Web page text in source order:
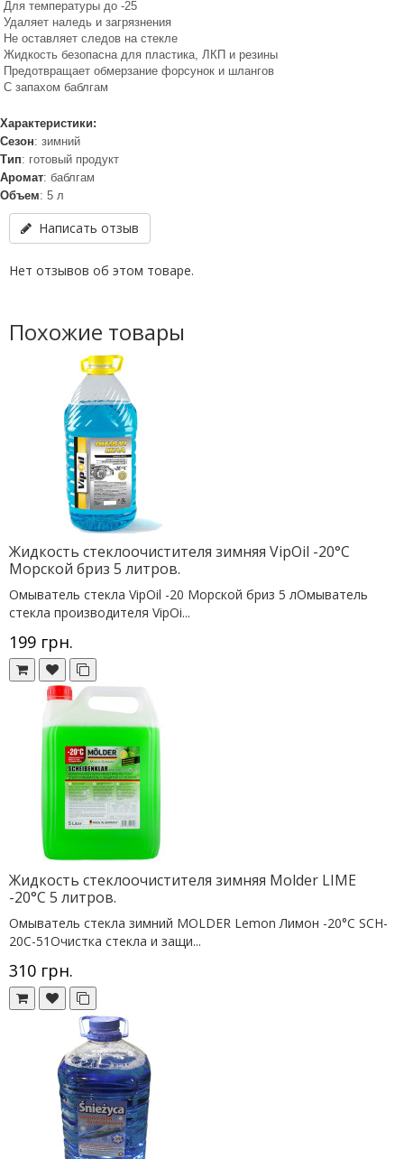
Для температуры до -25
Удаляет наледь и загрязнения
Не оставляет следов на стекле
Жидкость безопасна для пластика, ЛКП и резины
Предотвращает обмерзание форсунок и шлангов
С запахом баблгам
Характеристики:
Сезон: зимний
Тип: готовый продукт
Аромат: баблгам
Объем: 5 л
Написать отзыв
Нет отзывов об этом товаре.
Похожие товары
Жидкость стеклоочистителя зимняя VipOil -20°C
Морской бриз 5 литров.
Омыватель стекла VipOil -20 Морской бриз 5 лОмыватель
стекла производителя VipOi...
199 грн.
Жидкость стеклоочистителя зимняя Molder LIME
-20°C 5 литров.
Омыватель стекла зимний MOLDER Lemon Лимон -20°C SCH-
20C-51Очистка стекла и защи...
310 грн.